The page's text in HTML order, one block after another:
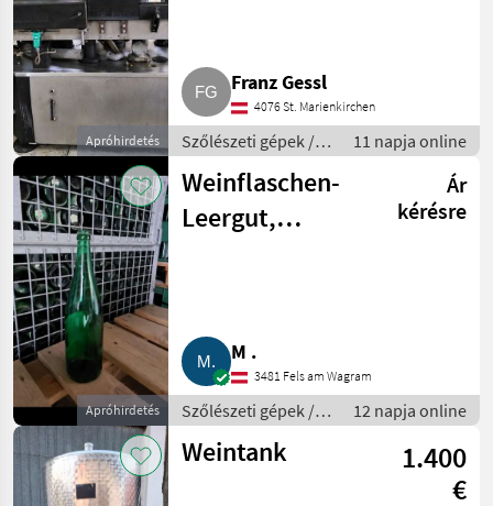
Apróhirdetés
Franz Gessl
4076 St. Marienkirchen
Szőlészeti gépek /
Pincészeti gépek
11 napja online
Apróhirdetés
Weinflaschen-
Leergut,
Ár
kérésre
M .
3481 Fels am Wagram
Szőlészeti gépek /
Pincészeti gépek
12 napja online
Weintank
1.400
€